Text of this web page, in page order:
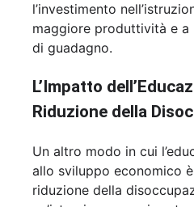
l’investimento
maggiore produttività e
di guadagno.
L’Impatto
Riduzione della
Un altro modo in cui
allo sviluppo economico
riduzione della